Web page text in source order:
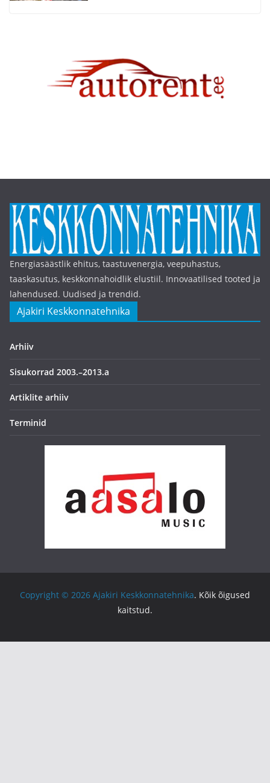
Energiasäästlik ehitus, taastuvenergia, veepuhastus,
taaskasutus, keskkonnahoidlik elustiil. Innovaatilised tooted ja
lahendused. Uudised ja trendid.
Ajakiri Keskkonnatehnika
Arhiiv
Sisukorrad 2003.–2013.a
Artiklite arhiiv
Terminid
Copyright © 2026 Ajakiri Keskkonnatehnika. Kõik õigused
kaitstud.